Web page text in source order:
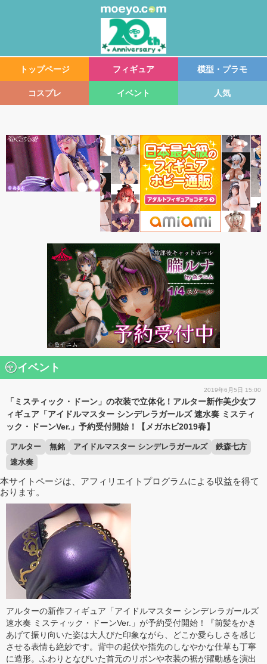
トップページ フィギュア 模型・プラモ
コスプレ イベント 人気
イベント
2019年6月5日 15:00
「ミスティック・ドーン」の衣装で立体化！アルター新作美少女フ
ィギュア「アイドルマスター シンデレラガールズ 速水奏 ミスティ
ック・ドーンVer.」予約受付開始！【メガホビ2019春】
アルター 無銘 アイドルマスター シンデレラガールズ
鉄森七方
速水奏
本サイトページは、アフィリエイトプログラムによる収益を得て
おります。
アルターの新作フィギュア「アイドルマスター シンデレラガールズ
速水奏 ミスティック・ドーンVer.」が予約受付開始！『前髪をかき
あげて振り向いた姿は大人びた印象ながら、どこか愛らしさを感じ
させる表情も絶妙です。背中の起伏や指先のしなやかな仕草も丁寧
に造形。ふわりとなびいた首元のリボンや衣装の裾が躍動感を演出